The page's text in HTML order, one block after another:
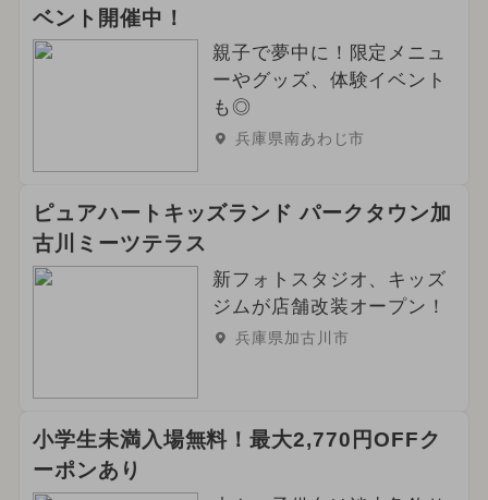
2025年1月のイベント
2026年4月のイベント
2024年9月のイベント
2025年2月のイベント
2026年3月のイベント
2026年5月のイベント
2025年4月のイベント
2025年5月のイベント
ベント開催中！
親子で夢中に！限定メニュ
ーやグッズ、体験イベント
も◎
兵庫県南あわじ市
ピュアハートキッズランド パークタウン加
古川ミーツテラス
新フォトスタジオ、キッズ
ジムが店舗改装オープン！
兵庫県加古川市
小学生未満入場無料！最大2,770円OFFク
ーポンあり